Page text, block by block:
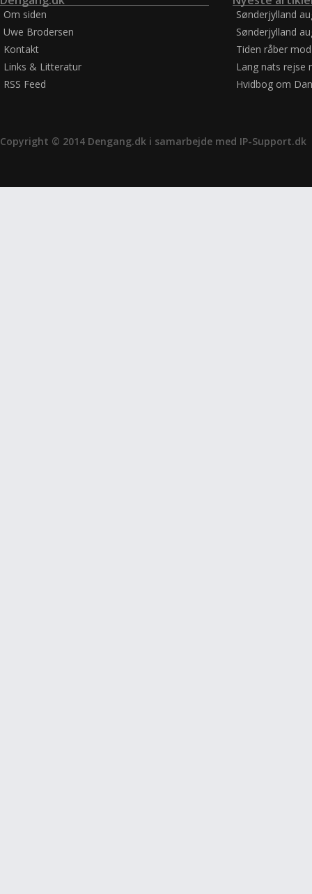
Om siden
Uwe Brodersen
Kontakt
Links & Litteratur
RSS Feed
Sønderjylland
Sønderjylland
Tiden råber
Lang nats rejse
Hvidbog om
Copyright © 2014 Dengang.dk i samarbejde med IP-Support.dk